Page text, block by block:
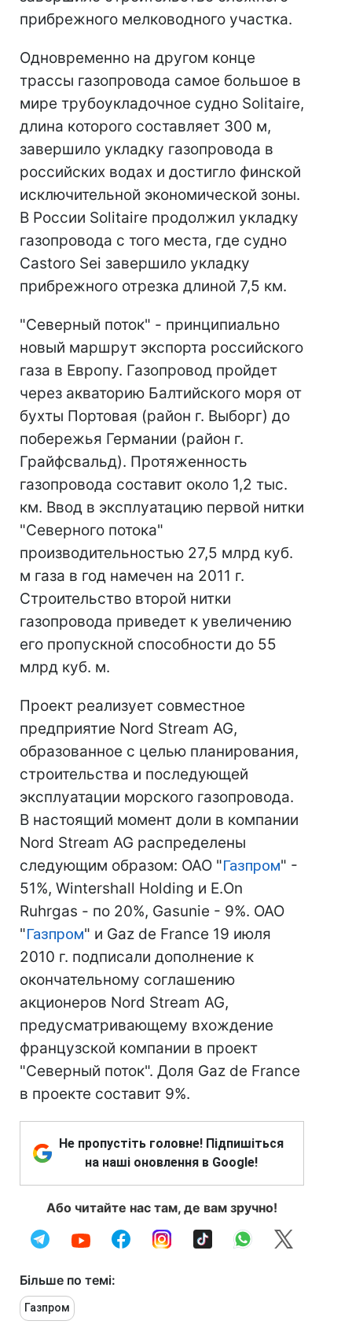
прибрежного мелководного участка.
Одновременно на другом конце
трассы газопровода самое большое в
мире трубоукладочное судно Solitaire,
длина которого составляет 300 м,
завершило укладку газопровода в
российских водах и достигло финской
исключительной экономической зоны.
В России Solitaire продолжил укладку
газопровода с того места, где судно
Castoro Sei завершило укладку
прибрежного отрезка длиной 7,5 км.
"Северный поток" - принципиально
новый маршрут экспорта российского
газа в Европу. Газопровод пройдет
через акваторию Балтийского моря от
бухты Портовая (район г. Выборг) до
побережья Германии (район г.
Грайфсвальд). Протяженность
газопровода составит около 1,2 тыс.
км. Ввод в эксплуатацию первой нитки
"Северного потока"
производительностью 27,5 млрд куб.
м газа в год намечен на 2011 г.
Строительство второй нитки
газопровода приведет к увеличению
его пропускной способности до 55
млрд куб. м.
Проект реализует совместное
предприятие Nord Stream AG,
образованное с целью планирования,
строительства и последующей
эксплуатации морского газопровода.
В настоящий момент доли в компании
Nord Stream AG распределены
следующим образом: ОАО "Газпром" -
51%, Wintershall Holding и E.On
Ruhrgas - по 20%, Gasunie - 9%. ОАО
"Газпром" и Gaz de France 19 июля
2010 г. подписали дополнение к
окончательному соглашению
акционеров Nord Stream AG,
предусматривающему вхождение
французской компании в проект
"Северный поток". Доля Gaz de France
в проекте составит 9%.
Не пропустіть головне! Підпишіться
на наші оновлення в Google!
Або читайте нас там, де вам зручно!
Більше по темі:
Газпром